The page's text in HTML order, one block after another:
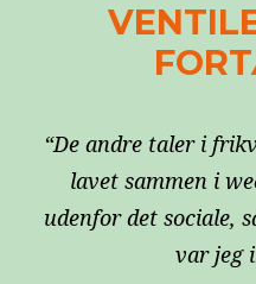
“De andre taler i
lavet sammen i
udenfor det sociale,
var jeg